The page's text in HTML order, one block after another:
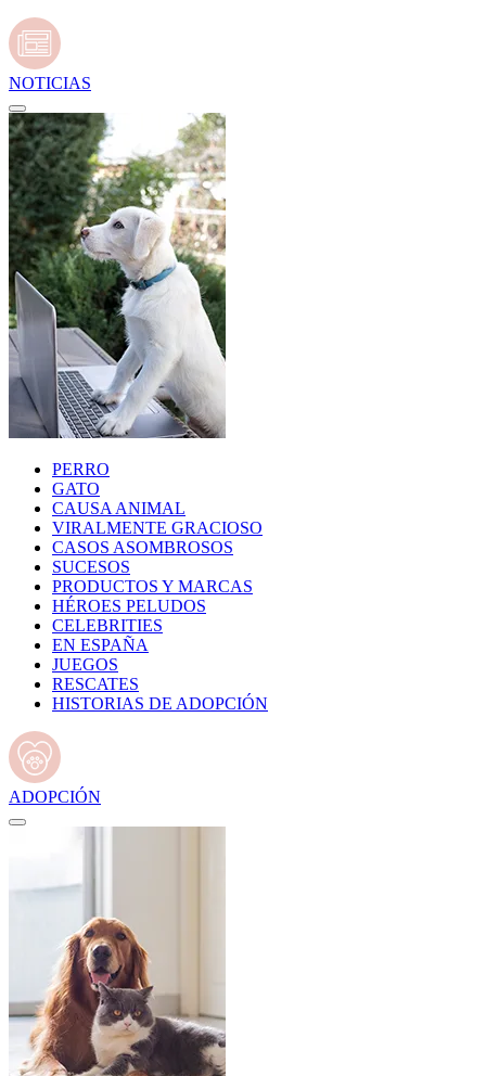
NOTICIAS
PERRO
GATO
CAUSA ANIMAL
VIRALMENTE GRACIOSO
CASOS ASOMBROSOS
SUCESOS
PRODUCTOS Y MARCAS
HÉROES PELUDOS
CELEBRITIES
EN ESPAÑA
JUEGOS
RESCATES
HISTORIAS DE ADOPCIÓN
ADOPCIÓN